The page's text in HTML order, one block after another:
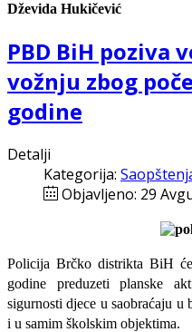
Dževida Hukičević
PBD BiH poziva
vožnju zbog
godine
Detalji
Kategorija:
Objavljeno: 29
Policija Brčko distrikta BiH
godine preduzeti planske
sigurnosti djece u saobraćaju
i u samim školskim objektima.